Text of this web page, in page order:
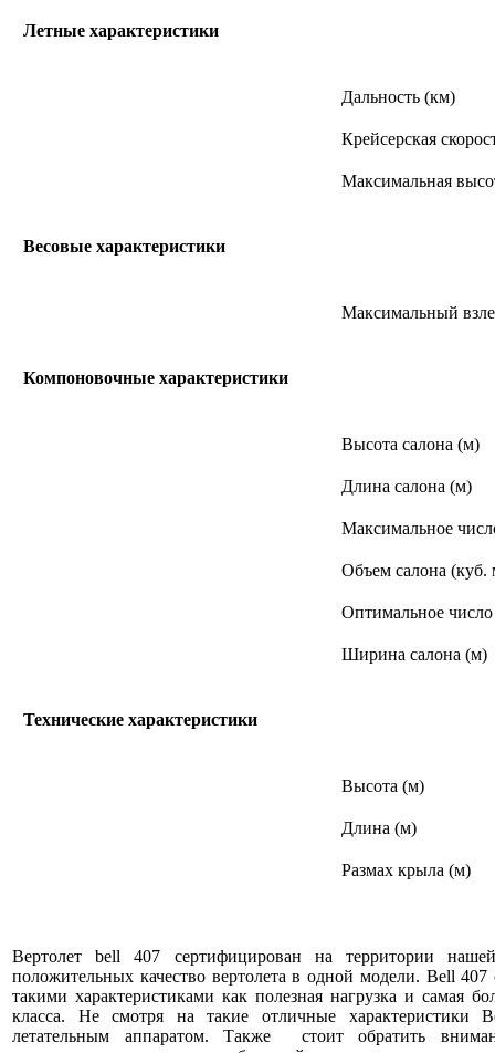
Летные характеристики
Дальность (км)
Крейсерская
Максимальная
Весовые характеристики
Максимальный
Компоновочные характеристики
Высота салона (м)
Длина салона (м)
Максимальное
Объем салона (куб.
Оптимальное
Ширина салона (м)
Технические характеристики
Высота (м)
Длина (м)
Размах крыла (м)
Вертолет bell 407 сертифицирован на территории
положительных качество вертолета в одной модели. Bell
такими характеристиками как полезная нагрузка и самая
класса. Не смотря на такие отличные
летательным аппаратом. Также стоит обратить